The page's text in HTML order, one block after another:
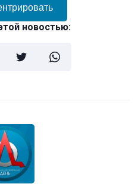
новостью: